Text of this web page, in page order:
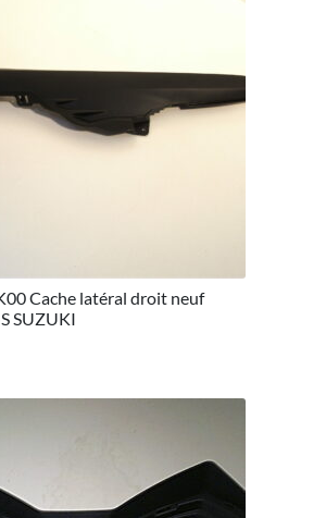
Cache latéral droit neuf
SUZUKI